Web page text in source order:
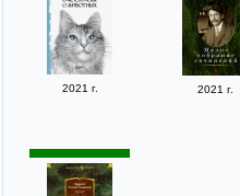
2021 г. 2021 г.